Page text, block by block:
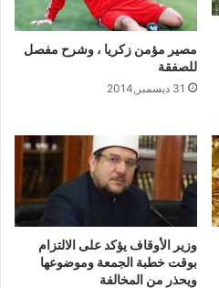
مصير مؤمن زكريا ، وشرح مفصل
للصفقة
31 ديسمبر,2014
وزير الأوقاف يؤكد على الالتزام
بوقت خطبة الجمعة وموضوعها
ويحذر من المخالفة